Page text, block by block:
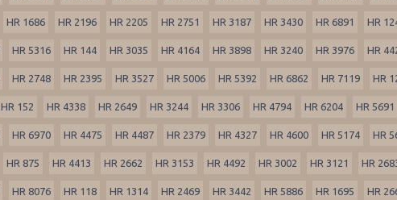
HR 1686 HR 2196 HR 2205 HR 2751 HR 3187 HR 3430 HR 6891 HR
HR 5316 HR 144 HR 3035 HR 4164 HR 3898 HR 3240 HR 3976 HR
HR 2748 HR 2395 HR 3527 HR 5006 HR 5392 HR 6862 HR 7119 HR
HR 152 HR 4338 HR 2649 HR 3244 HR 3306 HR 4794 HR 6204 HR 5691
HR 6970 HR 4475 HR 4487 HR 2379 HR 4327 HR 4600 HR 5174 HR
HR 875 HR 4413 HR 2662 HR 3153 HR 4492 HR 3002 HR 3121 HR
HR 8076 HR 118 HR 1314 HR 2469 HR 3442 HR 5886 HR 1695 HR